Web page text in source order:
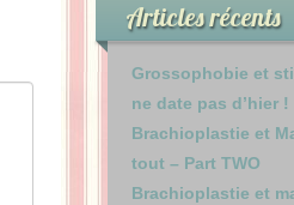
Articles récents
Grossophobie et
ne date pas d’hier !
Brachioplastie et
tout – Part TWO
Brachioplastie et